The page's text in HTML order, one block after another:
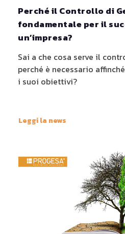
Perché il Controllo di
fondamentale per il
un’impresa?
Sai a che cosa serve il
perché è necessario
i suoi obiettivi?
Leggi la news